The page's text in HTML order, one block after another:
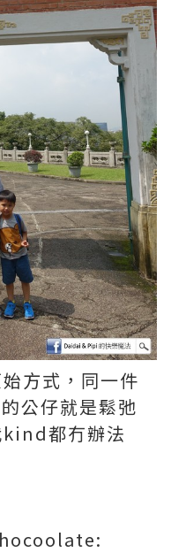
方式，同一件
公仔就是鬆弛
kind都冇辦法